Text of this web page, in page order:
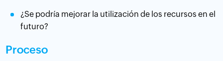
¿Se podría mejorar la utilización de los recursos en el
futuro?
Proceso